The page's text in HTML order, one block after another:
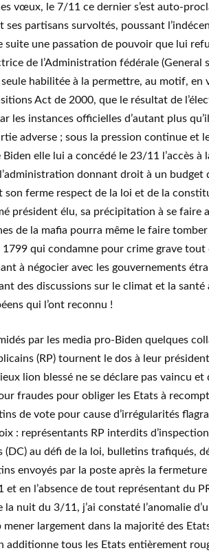
vœux, le 7/11 ce dernier s’est auto-
ses partisans survoltés, poussant
suite une passation de pouvoir que lui
de l’Administration fédérale (General
habilitée à la permettre, au motif, en
Act de 2000, que le résultat de
les instances officielles d’autant plus
adverse ; sous la pression continue et
Biden elle lui a concédé le 23/11 l’accès à
donnant droit à un budget
ferme respect de la loi et de la
président élu, sa précipitation à se faire
de la mafia pourra même le faire
1799 qui condamne pour crime grave
à négocier avec les gouvernements
des discussions sur le climat et la santé
qui l’ont reconnu !
par les media pro-Biden quelques
(RP) tournent le dos à leur
lion blessé ne se déclare pas vaincu et
fraudes pour obliger les Etats à
de vote pour cause d’irrégularités
: représentants RP interdits
(DC) au défi de la loi, bulletins trafiqués,
envoyés par la poste après la
et en l’absence de tout représentant du
nuit du 3/11, j’ai constaté l’anomalie
largement dans la majorité des
additionne tous les Etats entièrement